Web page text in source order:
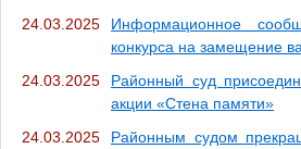
24.03.2025
Информационное
конкурса на замещение
24.03.2025
Районный суд
акции «Стена памяти»
24.03.2025
Районным судом